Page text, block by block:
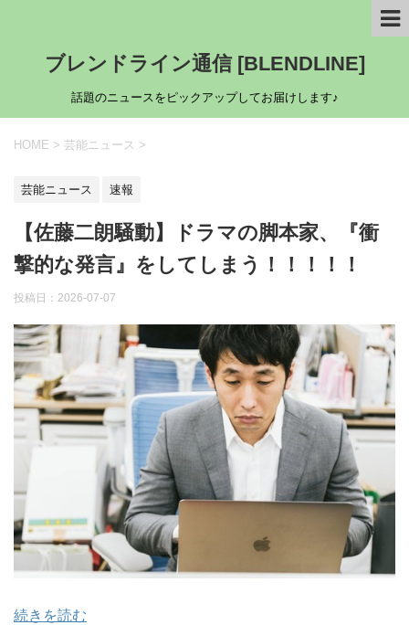
ブレンドライン通信 [BLENDLINE]
話題のニュースをピックアップしてお届けします♪
HOME > 芸能ニュース >
芸能ニュース 速報
【佐藤二朗騒動】ドラマの脚本家、『衝
撃的な発言』をしてしまう！！！！！
投稿日： 2026-07-07
続きを読む